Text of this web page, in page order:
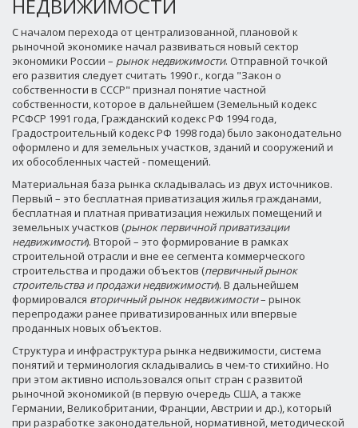
НЕДВИЖИМОСТИ
С началом перехода от централизованной, плановой к
рыночной экономике начал развиваться новый сектор
экономики России – рынок недвижимости. Отправной точкой
его развития следует считать 1990 г., когда "Закон о
собственности в СССР" признал понятие частной
собственности, которое в дальнейшем (Земельный кодекс
РСФСР 1991 года, Гражданский кодекс РФ 1994 года,
Градостроительный кодекс РФ 1998 года) было законодательно
оформлено и для земельных участков, зданий и сооружений и
их обособленных частей - помещений.
Материальная база рынка складывалась из двух источников.
Первый – это бесплатная приватизация жилья гражданами,
бесплатная и платная приватизация нежилых помещений и
земельных участков (рынок первичной приватизации
недвижимости). Второй – это формирование в рамках
строительной отрасли и вне ее сегмента коммерческого
строительства и продажи объектов (первичный рынок
строительства и продажи недвижимости). В дальнейшем
формировался вторичный рынок недвижимости– рынок
перепродажи ранее приватизированных или впервые
проданных новых объектов.
Структура и инфраструктура рынка недвижимости, система
понятий и терминология складывались в чем-то стихийно. Но
при этом активно использовался опыт стран с развитой
рыночной экономикой (в первую очередь США, а также
Германии, Великобритании, Франции, Австрии и др.), который
при разработке законодательной, нормативной, методической